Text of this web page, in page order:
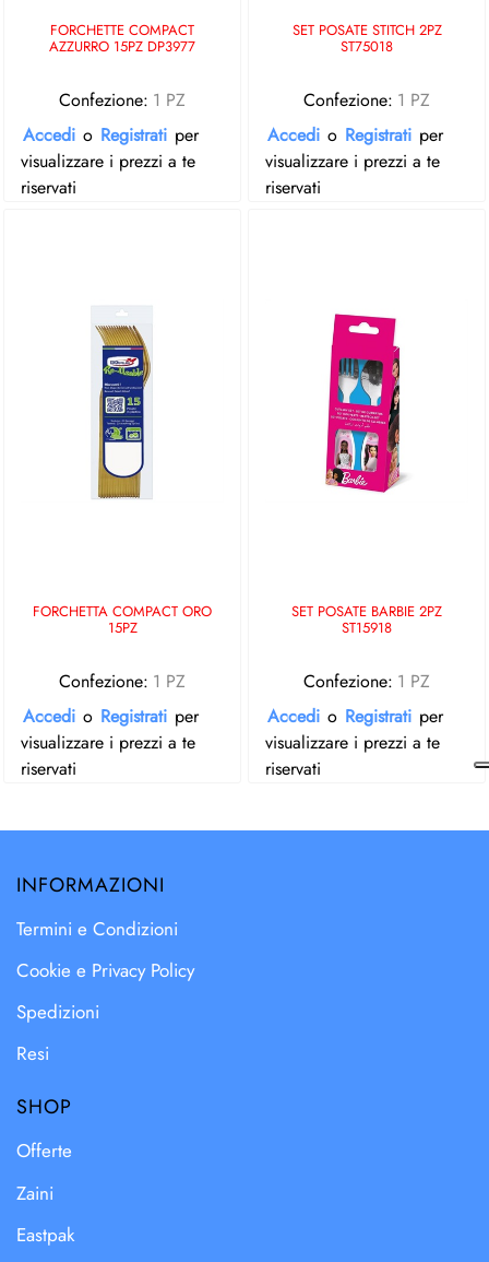
FORCHETTE COMPACT
AZZURRO 15PZ DP3977
Confezione: 1 PZ
Accedi o Registrati per
visualizzare i prezzi a te
riservati
SET POSATE STITCH 2PZ
ST75018
Confezione: 1 PZ
Accedi o Registrati per
visualizzare i prezzi a te
riservati
FORCHETTA COMPACT ORO
15PZ
Confezione: 1 PZ
Accedi o Registrati per
visualizzare i prezzi a te
riservati
SET POSATE BARBIE 2PZ
ST15918
Confezione: 1 PZ
Accedi o Registrati per
visualizzare i prezzi a te
riservati
INFORMAZIONI
Termini e Condizioni
Cookie e Privacy Policy
Spedizioni
Resi
SHOP
Offerte
Zaini
Eastpak